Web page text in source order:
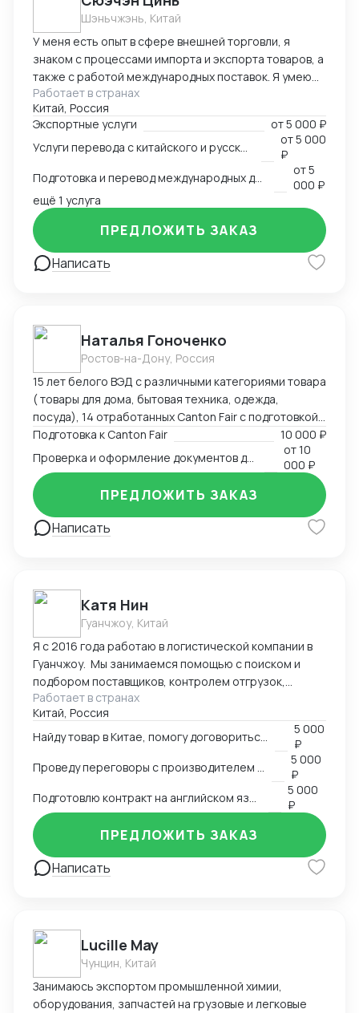
Шэньчжэнь, Китай
У меня есть опыт в сфере внешней торговли, я
знаком с процессами импорта и экспорта товаров, а
также с работой международных поставок. Я умею
вести переговоры с зарубежными партнерами,
заключать контракты, а также решать вопросы,
связанные с логистикой и таможней. Могу
предоставить консультации по внешней торговле.
Работает в странах
Китай, Россия
Экспортные услуги
от5 000 ₽
от5 000
₽
от5
000 ₽
ещё 1 услуга
Написать
ПРЕДЛОЖИТЬ ЗАКАЗ
Наталья Гоноченко
Ростов-на-Дону, Россия
15 лет белого ВЭД с различными категориями товара
( товары для дома, бытовая техника, одежда,
посуда), 14 отработанных Canton Fair с подготовкой,
анализом и подбором ассортиментной матрицы.
Подготовка полного пакета документов включая
сертификацию, образцы, ввоз и оформление.
Оформление полного пакета документов для ТО и
доставки, просчет юнит экономики. Контроль
платежей через третьи страны и проверка
корректности Валютного контроля.
Подготовка к Canton Fair
10 000 ₽
от10
000 ₽
Написать
ПРЕДЛОЖИТЬ ЗАКАЗ
Катя Нин
Гуанчжоу, Китай
Я с 2016 года работаю в логистической компании в
Гуанчжоу. Мы занимаемся помощью с поиском и
подбором поставщиков, контролем отгрузок,
проверкой качества товара. В нашей компании
работает более 10 человек и мы всегда можем вам
помочь по любым вопросам связанным с заказом
Работает в странах
Китай, Россия
5 000
₽
5 000
₽
5 000
₽
Написать
ПРЕДЛОЖИТЬ ЗАКАЗ
Lucille May
Чунцин, Китай
Занимаюсь экспортом промышленной химии,
оборудования, запчастей на грузовые и легковые